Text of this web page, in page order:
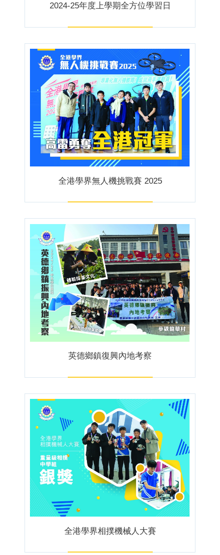
2024-25年度上學期全方位學習日
全港學界無人機挑戰賽 2025
英德鄉鎮復興內地考察
全港學界相撲機械人大賽